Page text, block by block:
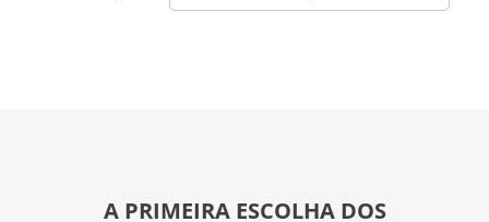
A PRIMEIRA ESCOLHA DOS